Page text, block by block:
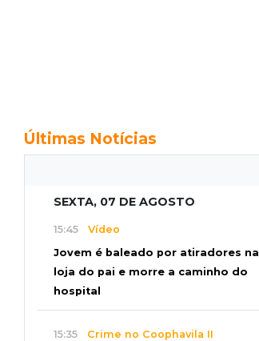
Últimas Notícias
SEXTA, 07 DE AGOSTO
15:45 Vídeo
Jovem é baleado por atiradores na
loja do pai e morre a caminho do
hospital
15:35 Crime no Coophavila II